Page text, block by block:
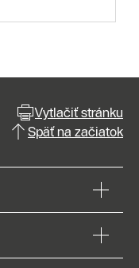
Vytlačiť stránku
Späť na začiatok